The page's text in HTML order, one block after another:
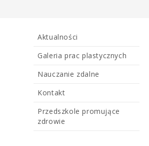
Aktualności
Galeria prac plastycznych
Nauczanie zdalne
Kontakt
Przedszkole promujące
zdrowie